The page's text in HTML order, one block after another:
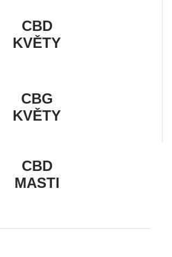
CBD
KVĚTY
CBG
KVĚTY
CBD
MASTI